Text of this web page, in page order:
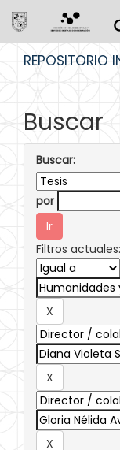
REPOSITORIO
Buscar
Buscar:
por
Filtros actuales: